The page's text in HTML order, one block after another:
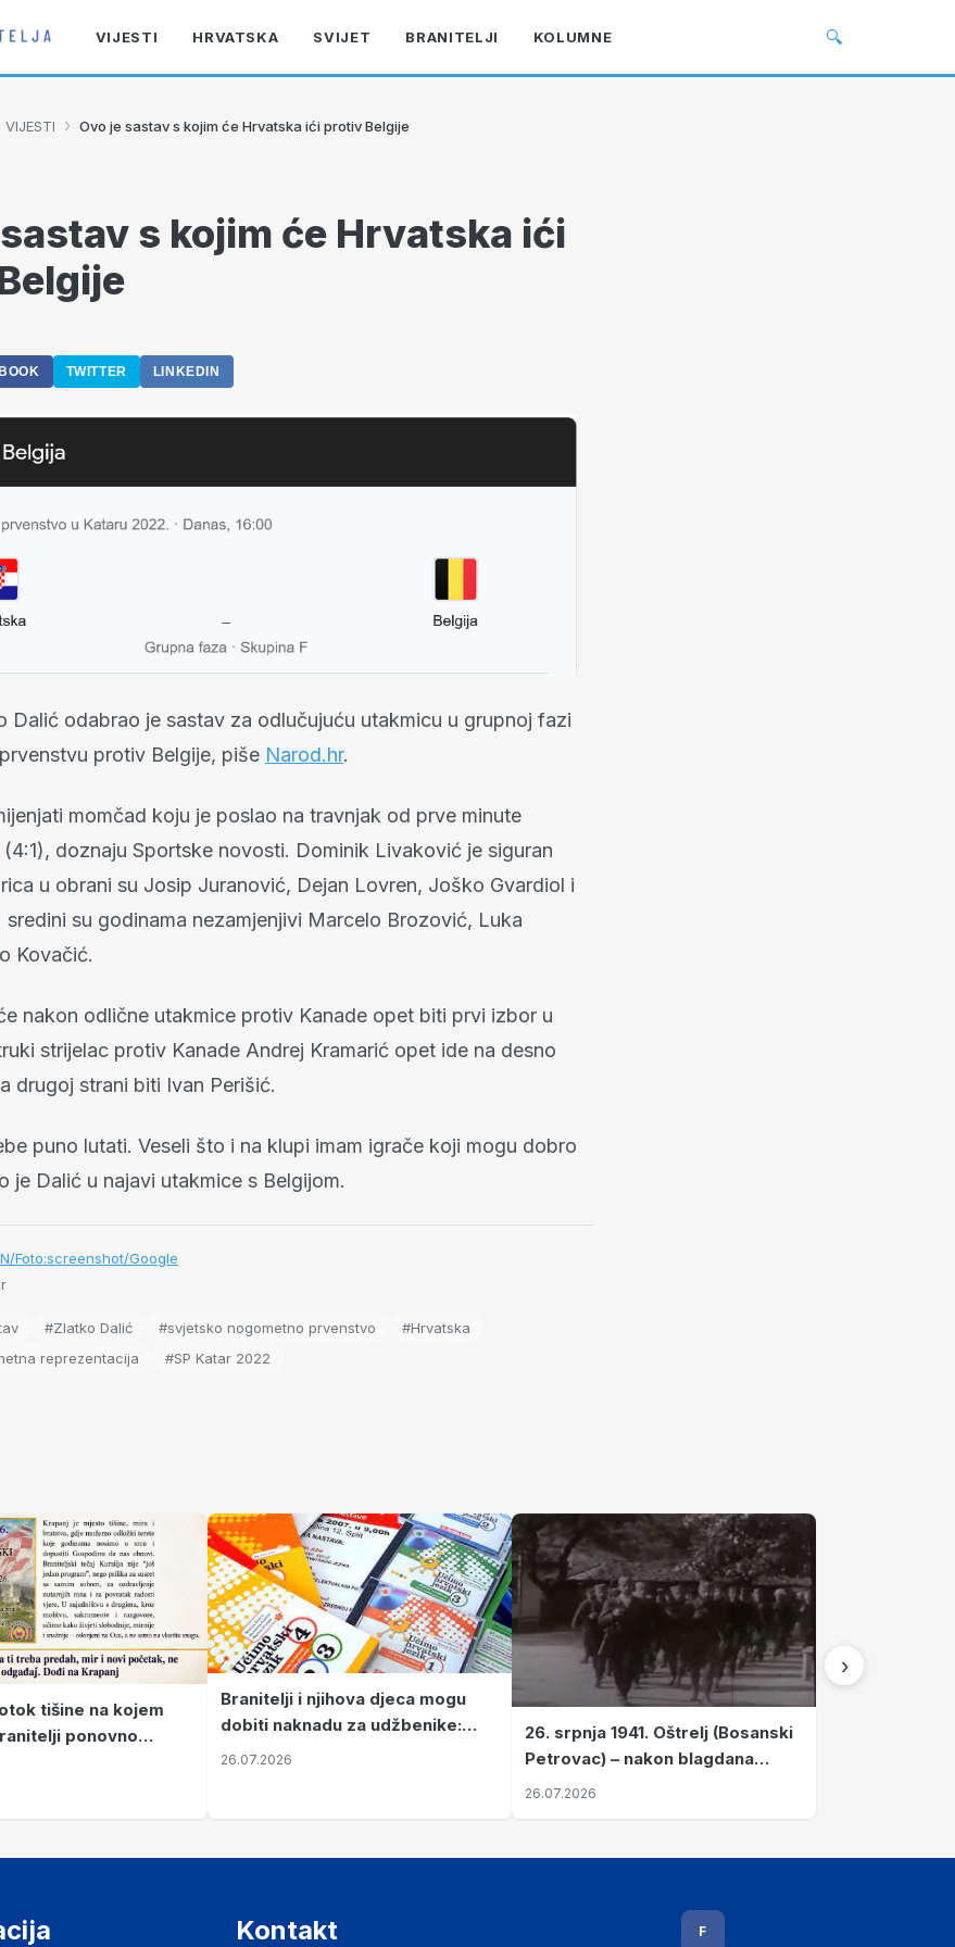
VIJESTI HRVATSKA SVIJET BRANITELJI KOLUMNE 🔍
VIJESTI › Ovo je sastav s kojim će Hrvatska ići protiv Belgije
s kojim će Hrvatska ići
TWITTER LINKEDIN
Dalić odabrao je sastav za odlučujuću utakmicu u grupnoj fazi
protiv Belgije, piše Narod.hr.
momčad koju je poslao na travnjak od prve minute
doznaju Sportske novosti. Dominik Livaković je siguran
u obrani su Josip Juranović, Dejan Lovren, Joško Gvardiol i
sredini su godinama nezamjenjivi Marcelo Brozović, Luka
Kovačić.
nakon odlične utakmice protiv Kanade opet biti prvi izbor u
strijelac protiv Kanade Andrej Kramarić opet ide na desno
drugoj strani biti Ivan Perišić.
puno lutati. Veseli što i na klupi imam igrače koji mogu dobro
je Dalić u najavi utakmice s Belgijom.
Foto:screenshot/Google
#Zlatko Dalić #svjetsko nogometno prvenstvo
#Hrvatska
reprezentacija
#SP Katar 2022
tišine na kojem
ponovno
Branitelji i njihova djeca mogu
dobiti naknadu za udžbenike:
zahtjevi se podnose do 31.
26.07.2026
26. srpnja 1941. Oštrelj (Bosanski
Petrovac) – nakon blagdana
Svete Ane izvršen napad srpskih
26.07.2026
›
Kontakt F